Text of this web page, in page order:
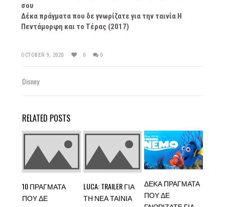
σου
Δέκα πράγματα που δε γνωρίζατε για την ταινία Η
Πεντάμορφη και το Τέρας (2017)
OCTOBER 9, 2020 0 0
Disney
RELATED POSTS
10 ΠΡΆΓΜΑΤΑ
ΠΟΥ ΔΕ
LUCA: TRAILER ΓΙΑ
ΤΗ ΝΈΑ ΤΑΙΝΊΑ
ΔΈΚΑ ΠΡΆΓΜΑΤΑ
ΠΟΥ ΔΕ